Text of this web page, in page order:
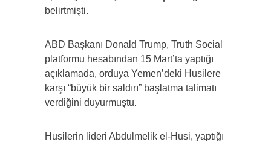
belirtmişti.
ABD Başkanı Donald Trump, Truth Social
platformu hesabından 15 Mart’ta yaptığı
açıklamada, orduya Yemen’deki Husilere
karşı “büyük bir saldırı” başlatma talimatı
verdiğini duyurmuştu.
Husilerin lideri Abdulmelik el-Husi, yaptığı